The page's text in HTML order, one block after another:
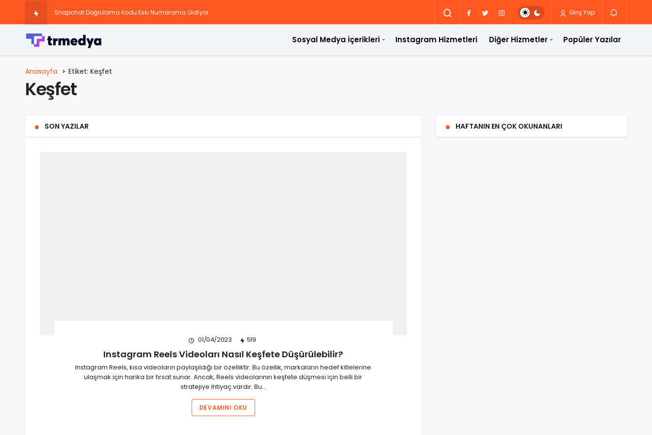
Snapchat Doğrulama Kodu Eski Numarama Gidiyor
Sosyal Medya Hesaplarını Büyüten Paketler
Instagram’da Keşfete Düşme Taktikleri Nedir?
Giriş Yap
Sosyal Medya İçerikleri Instagram Hizmetleri Diğer Hizmetler Popüler Yazılar
Anasayfa Etiket: Keşfet
Keşfet
SON YAZILAR
01/04/2023 519
Instagram Reels Videoları Nasıl Keşfete Düşürülebilir?
Instagram Reels, kısa videoların paylaşıldığı bir özelliktir. Bu özellik, markaların hedef kitlelerine
ulaşmak için harika bir fırsat sunar. Ancak, Reels videolarının keşfete düşmesi için belli bir
stratejiye ihtiyaç vardır. Bu…
DEVAMINI OKU
HAFTANIN EN ÇOK OKUNANLARI